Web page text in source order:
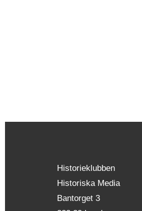
Historieklubben
Historiska Media
Bantorget 3